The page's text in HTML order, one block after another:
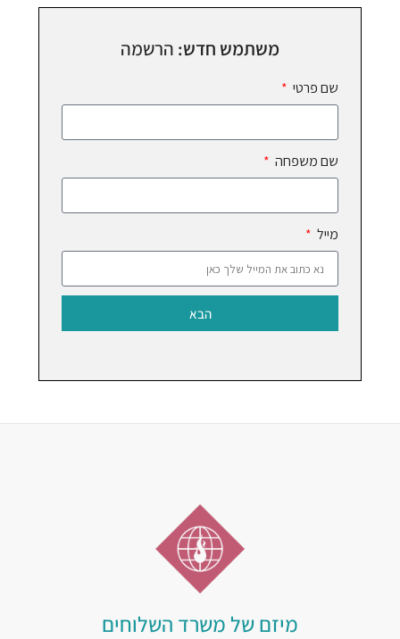
משתמש חדש: הרשמה
שם פרטי
שם משפחה
מייל
הבא
מיזם של משרד השלוחים